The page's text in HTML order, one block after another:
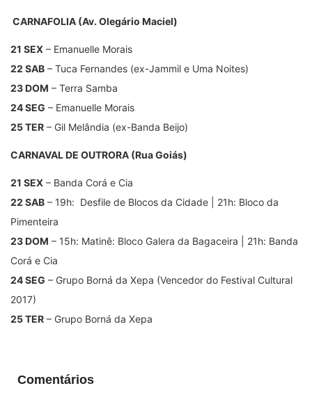
CARNAFOLIA (Av. Olegário Maciel)
21 SEX – Emanuelle Morais
22 SAB – Tuca Fernandes (ex-Jammil e Uma Noites)
23 DOM – Terra Samba
24 SEG – Emanuelle Morais
25 TER – Gil Melândia (ex-Banda Beijo)
CARNAVAL DE OUTRORA (Rua Goiás)
21 SEX – Banda Corá e Cia
22 SAB – 19h: Desfile de Blocos da Cidade | 21h: Bloco da
Pimenteira
23 DOM – 15h: Matinê: Bloco Galera da Bagaceira | 21h: Banda
Corá e Cia
24 SEG – Grupo Borná da Xepa (Vencedor do Festival Cultural
2017)
25 TER – Grupo Borná da Xepa
Comentários